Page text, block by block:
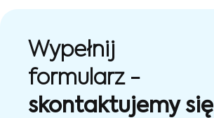
Wypełnij
formularz -
skontaktujemy się